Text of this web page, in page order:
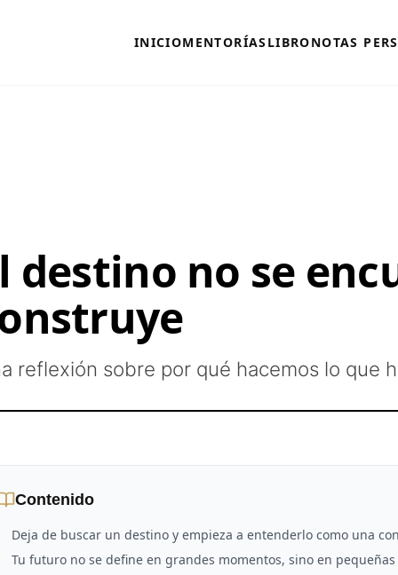
INICIOMENTORÍAS LIBRONOTAS
destino no se
reflexión sobre por qué hacemos lo que
Contenido
Deja de buscar un destino y empieza a entenderlo como una
Tu futuro no se define en grandes momentos, sino en